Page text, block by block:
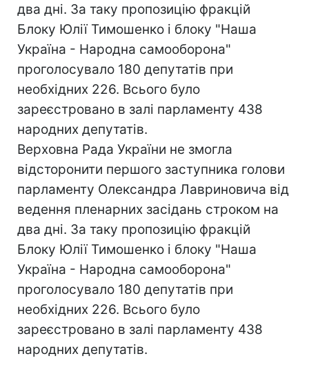
два дні. За таку пропозицію фракцій
Блоку Юлії Тимошенко і блоку "Наша
Україна - Народна самооборона"
проголосувало 180 депутатів при
необхідних 226. Всього було
зареєстровано в залі парламенту 438
народних депутатів.
Верховна Рада України не змогла
відсторонити першого заступника голови
парламенту Олександра Лавриновича від
ведення пленарних засідань строком на
два дні. За таку пропозицію фракцій
Блоку Юлії Тимошенко і блоку "Наша
Україна - Народна самооборона"
проголосувало 180 депутатів при
необхідних 226. Всього було
зареєстровано в залі парламенту 438
народних депутатів.